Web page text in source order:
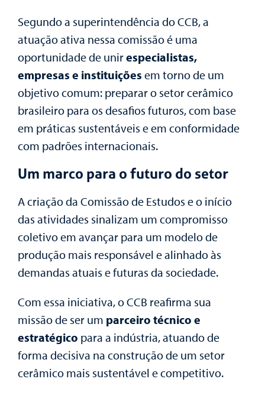
Segundo a superintendência do CCB, a
atuação ativa nessa comissão é uma
oportunidade de unirespecialistas,
empresas e instituições em torno de um
objetivo comum: preparar o setor cerâmico
brasileiro para os desafios futuros, com base
em práticas sustentáveis e em conformidade
com padrões internacionais.
Um marco para o futuro do setor
A criação da Comissão de Estudos e o início
das atividades sinalizam um compromisso
coletivo em avançar para um modelo de
produção mais responsável e alinhado às
demandas atuais e futuras da sociedade.
Com essa iniciativa, o CCB reafirma sua
missão de ser um parceiro técnico e
estratégico para a indústria, atuando de
forma decisiva na construção de um setor
cerâmico mais sustentável e competitivo.